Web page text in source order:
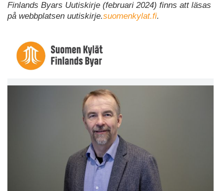
Finlands Byars Uutiskirje (februari 2024) finns att läsas
på webbplatsen uutiskirje.suomenkylat.fi.